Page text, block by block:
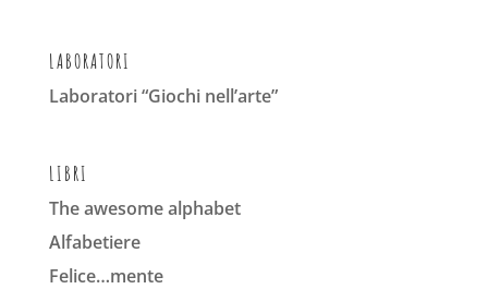
LABORATORI
Laboratori “Giochi nell’arte”
LIBRI
The awesome alphabet
Alfabetiere
Felice…mente